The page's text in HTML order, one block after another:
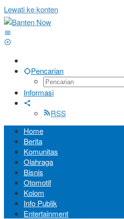
Lewati ke konten
Pencarian
Informasi
RSS
Home
Berita
Komunitas
Olahraga
Bisnis
Otomotif
Kolom
Info Publik
Entertainment